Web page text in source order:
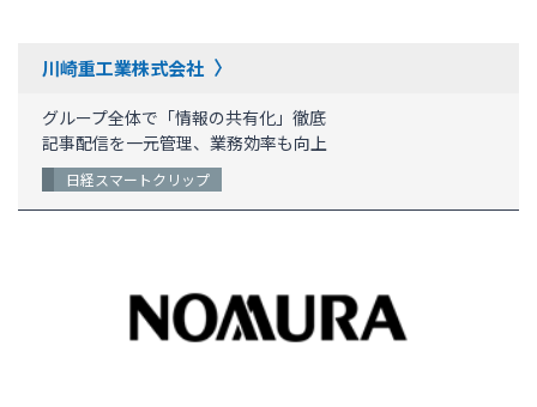
川崎重工業株式会社
グループ全体で「情報の共有化」徹底
記事配信を一元管理、業務効率も向上
日経スマートクリップ